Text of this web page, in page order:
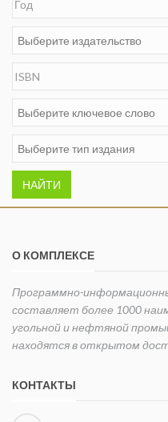
НАЙТИ
О КОМПЛЕКСЕ
Программно-
составляет более 1000
угольной и нефтяной
находятся в открытом
КОНТАКТЫ